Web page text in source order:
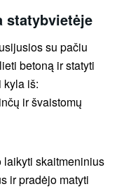
statybvietėje
su pačiu
betoną ir statyti
kyla iš:
ir švaistomų
skaitmeninius
ir pradėjo matyti